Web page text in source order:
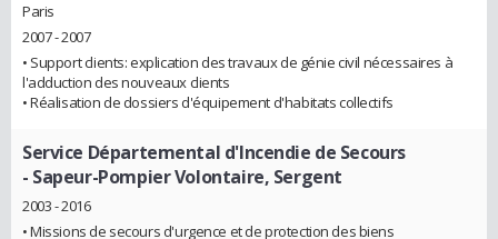
Paris
2007 - 2007
• Support clients: explication des travaux de génie civil nécessaires à
l'adduction des nouveaux clients
• Réalisation de dossiers d'équipement d'habitats collectifs
Service Départemental d'Incendie de Secours
- Sapeur-Pompier Volontaire, Sergent
2003 - 2016
• Missions de secours d'urgence et de protection des biens